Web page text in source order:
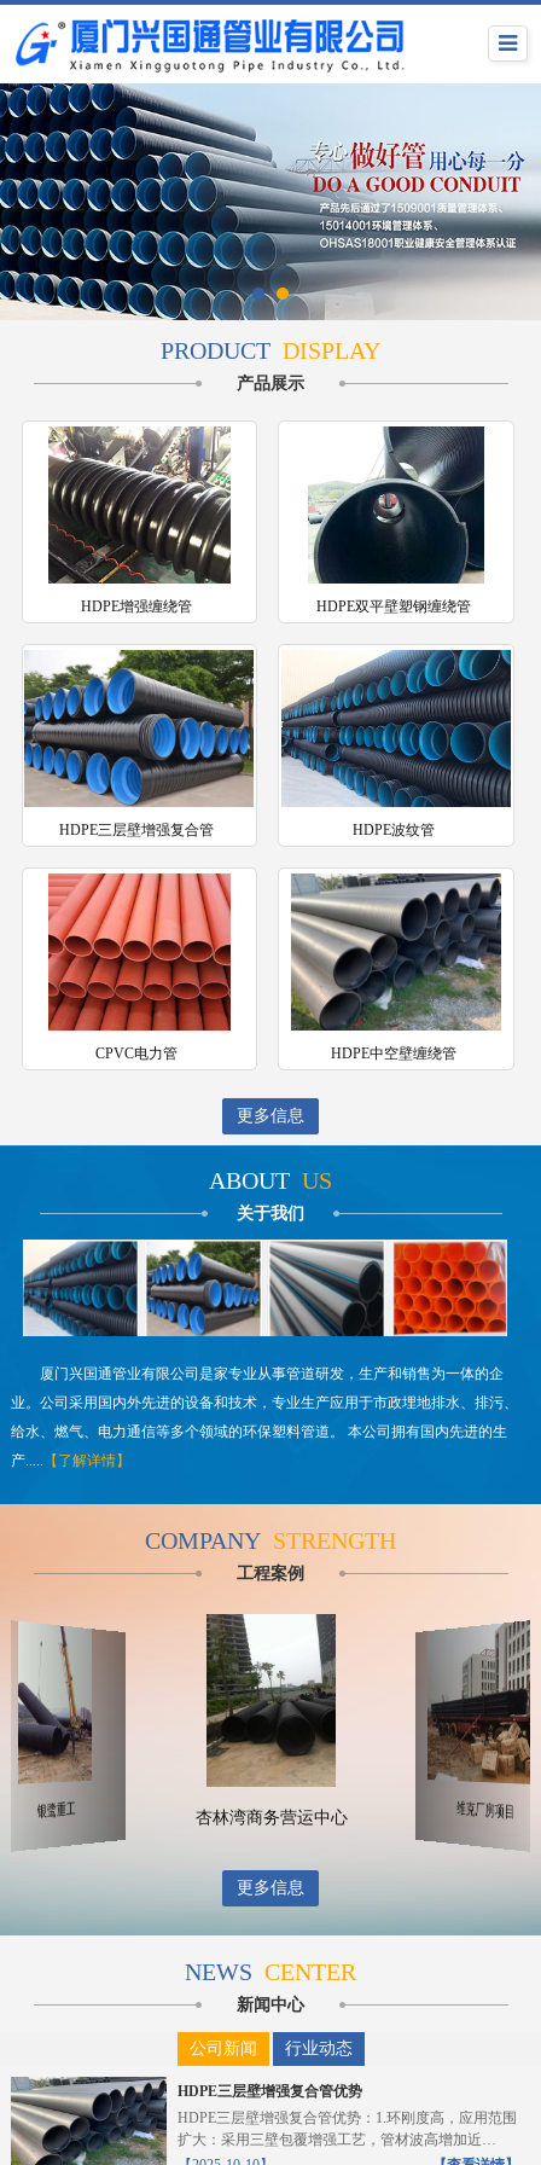
PRODUCT DISPLAY
产品展示
HDPE增强缠绕管 HDPE双平壁塑钢缠绕管
HDPE三层壁增强复合管 HDPE波纹管
CPVC电力管 HDPE中空壁缠绕管
更多信息
ABOUT US
关于我们
厦门兴国通管业有限公司是家专业从事管道研发，生产和销售为一体的企
业。公司采用国内外先进的设备和技术，专业生产应用于市政埋地排水、排污、
给水、燃气、电力通信等多个领域的环保塑料管道。 本公司拥有国内先进的生
产.....
【了解详情】
COMPANY STRENGTH
工程案例
银鹭重工 杏林湾商务营运中心 维克厂房项目
更多信息
NEWS CENTER
新闻中心
公司新闻 行业动态
HDPE三层壁增强复合管优势
HDPE三层壁增强复合管优势：1.环刚度高，应用范围
扩大：采用三壁包覆增强工艺，管材波高增加近
10%，截...